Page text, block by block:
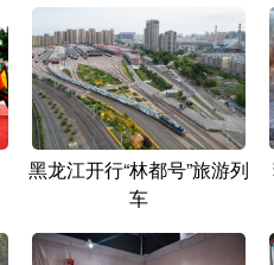
黑龙江开行“林都号”旅游列
车